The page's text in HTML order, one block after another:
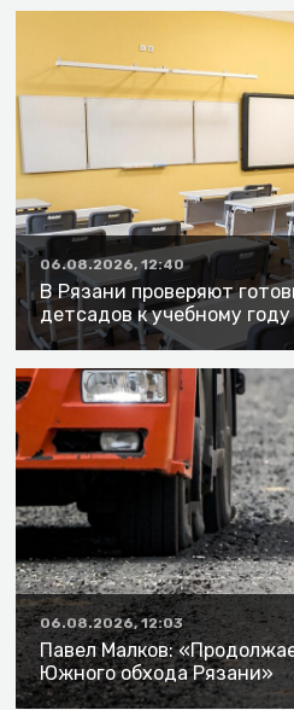
06.08.2026, 12:40
В Рязани проверяют
детсадов к учебному году
06.08.2026, 12:03
Павел Малков:
Южного обхода Рязани»